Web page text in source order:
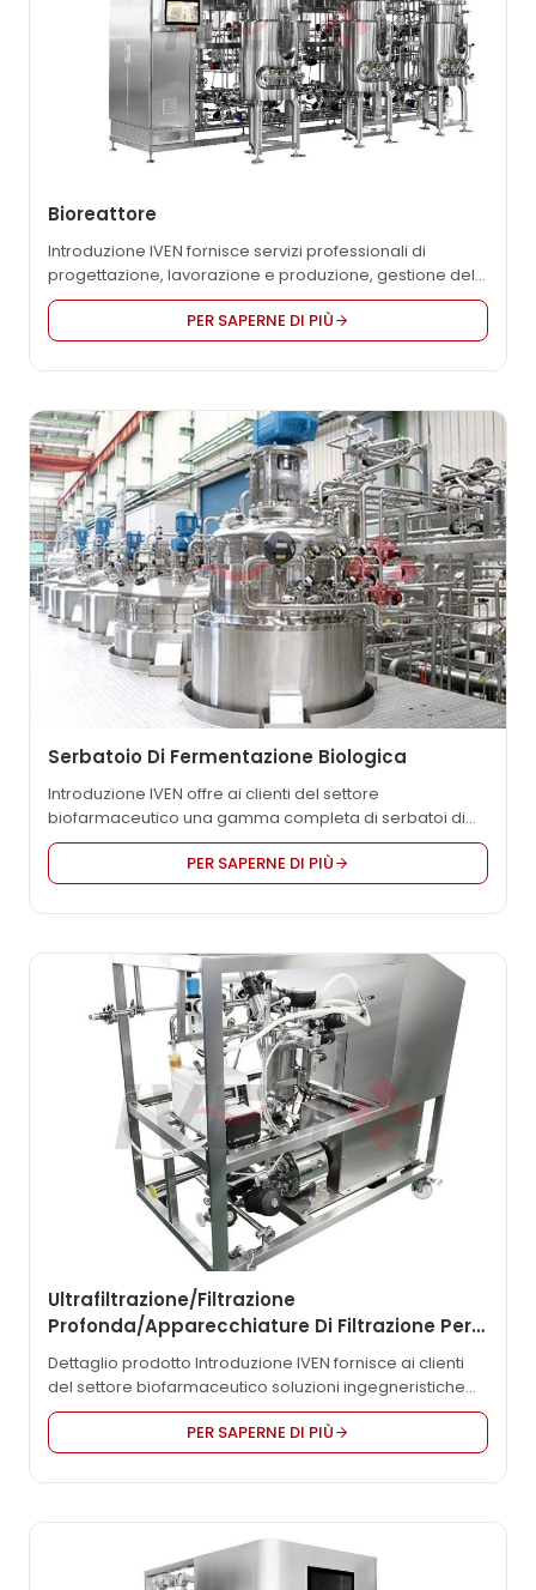
Bioreattore
Introduzione IVEN fornisce servizi professionali di
progettazione, lavorazione e produzione, gestione del
progetto, verifica e assistenza post-vendita. Fornisce
alle aziende biofarmaceutiche, quali vaccini, farmaci a
base di anticorpi monoclonali, farmaci a base di
scala di produzione. Una gamma completa di
bioreattori per colture cellulari di mammiferi e soluzioni
innovative di ingegneria generale. Il...
PER SAPERNE DI PIÙ
Serbatoio Di Fermentazione Biologica
Introduzione IVEN offre ai clienti del settore
biofarmaceutico una gamma completa di serbatoi di
fermentazione per colture microbiche, dalla ricerca e
sviluppo in laboratorio, alle prove pilota fino alla
produzione industriale, e fornisce soluzioni
rigorosamente le normative GMP e i requisiti ASME-BPE,
adottano un design professionale, facile da usare e
modulare e sono in grado di fornire contenitori...
PER SAPERNE DI PIÙ
Ultrafiltrazione/Filtrazione
Profonda/Apparecchiature Di Filtrazione Per
La Disintossicazione
Dettaglio prodotto Introduzione IVEN fornisce ai clienti
del settore biofarmaceutico soluzioni ingegneristiche
relative alla tecnologia delle membrane. Le
apparecchiature per l'ultrafiltrazione/strato
profondo/rimozione dei virus sono compatibili con i
ASME-BPE, che può ridurre i residui del liquido...
PER SAPERNE DI PIÙ